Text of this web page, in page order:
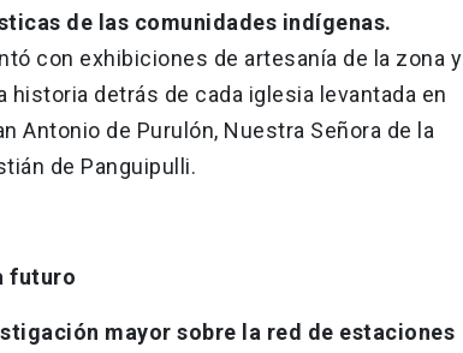
de las comunidades indígenas.
con exhibiciones de artesanía de la zona y
detrás de cada iglesia levantada en
Antonio de Purulón, Nuestra Señora de la
de Panguipulli.
futuro
mayor sobre la red de estaciones